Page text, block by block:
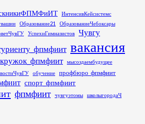
ИнтенсивКейсистемс
Образование21
ОбразованиеЧебоксары
УспехиГимназистов Чувгу
вакансия
кружок_фпмфиит мысоздаембудущее
обучение профбюро_фпмфиит
спорт_фпмфиит
фпмфиит чувгуэтомы школыгородаЧ